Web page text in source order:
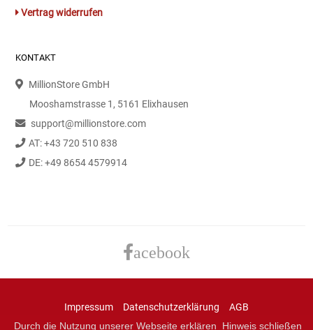
Vertrag widerrufen
KONTAKT
MillionStore GmbH
Mooshamstrasse 1, 5161 Elixhausen
support@millionstore.com
AT: +43 720 510 838
DE: +49 8654 4579914
acebook
Impressum Datenschutzerklärung AGB
Hinweis schließen
Durch die Nutzung unserer Webseite erklären